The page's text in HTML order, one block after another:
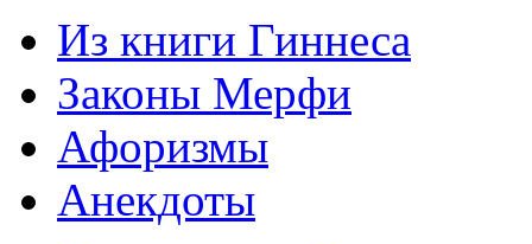
Из книги Гиннеса
Законы Мерфи
Афоризмы
Анекдоты